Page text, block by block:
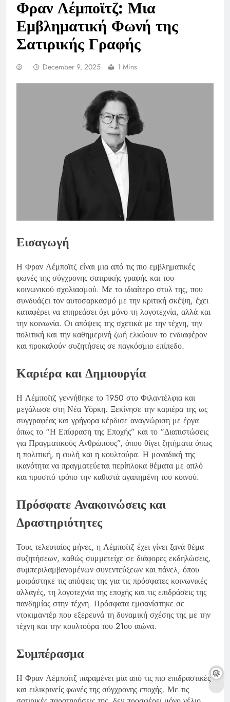
Φραν Λέμποϊτζ: Μια
Εμβληματική Φωνή της
Σατιρικής Γραφής
December 9, 2025 1 Mins
Εισαγωγή
Η Φραν Λέμποϊτζ είναι μια από τις πιο εμβληματικές
φωνές της σύγχρονης σατιρικής γραφής και του
κοινωνικού σχολιασμού. Με το ιδιαίτερο στυλ της, που
συνδυάζει τον αυτοσαρκασμό με την κριτική σκέψη, έχει
καταφέρει να επηρεάσει όχι μόνο τη λογοτεχνία, αλλά και
την κοινωνία. Οι απόψεις της σχετικά με την τέχνη, την
πολιτική και την καθημερινή ζωή ελκύουν το ενδιαφέρον
και προκαλούν συζητήσεις σε παγκόσμιο επίπεδο.
Καριέρα και Δημιουργία
Η Λέμποϊτζ γεννήθηκε το 1950 στο Φιλαντέλφια και
μεγάλωσε στη Νέα Υόρκη. Ξεκίνησε την καριέρα της ως
συγγραφέας και γρήγορα κέρδισε αναγνώριση με έργα
όπως το “Η Επίφραση της Εποχής” και το “Διαπιστώσεις
για Πραγματικούς Ανθρώπους”, όπου θίγει ζητήματα όπως
η πολιτική, η φυλή και η κουλτούρα. Η μοναδική της
ικανότητα να πραγματεύεται περίπλοκα θέματα με απλό
και προσιτό τρόπο την καθιστά αγαπημένη του κοινού.
Πρόσφατε Ανακοινώσεις και
Δραστηριότητες
Τους τελευταίος μήνες, η Λέμποϊτζ έχει γίνει ξανά θέμα
συζητήσεων, καθώς συμμετείχε σε διάφορες εκδηλώσεις,
συμπεριλαμβανομένων συνεντεύξεων και πάνελ, όπου
μοιράστηκε τις απόψεις της για τις πρόσφατες κοινωνικές
αλλαγές, τη λογοτεχνία της εποχής και τις επιδράσεις της
πανδημίας στην τέχνη. Πρόσφατα εμφανίστηκε σε
ντοκιμαντέρ που εξερευνά τη δυναμική σχέσης της με την
τέχνη και την κουλτούρα του 21ου αιώνα.
Συμπέρασμα
Η Φραν Λέμποϊτζ παραμένει μία από τις πιο επιδραστικές
και ειλικρινείς φωνές της σύγχρονης εποχής. Με τις